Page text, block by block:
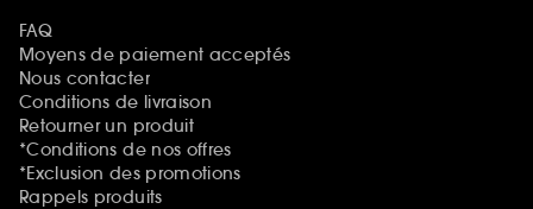
FAQ
Moyens de paiement acceptés
Nous contacter
Conditions de livraison
Retourner un produit
*Conditions de nos offres
*Exclusion des promotions
Rappels produits